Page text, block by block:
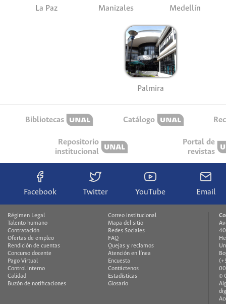
La Paz Manizales Medellín
Palmira
Bibliotecas Catálogo
Repositorio
institucional
Portal de
revistas
Facebook Twitter YouTube Email
Régimen Legal
Talento humano
Contratación
Ofertas de empleo
Rendición de cuentas
Concurso docente
Pago Virtual
Control interno
Calidad
Buzón de notificaciones
Correo institucional
Mapa del sitio
Redes Sociales
FAQ
Quejas y reclamos
Atención en línea
Encuesta
Contáctenos
Estadísticas
Glosario
©